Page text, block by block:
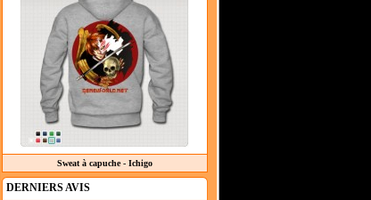
Sweat à capuche - Ichigo
DERNIERS AVIS